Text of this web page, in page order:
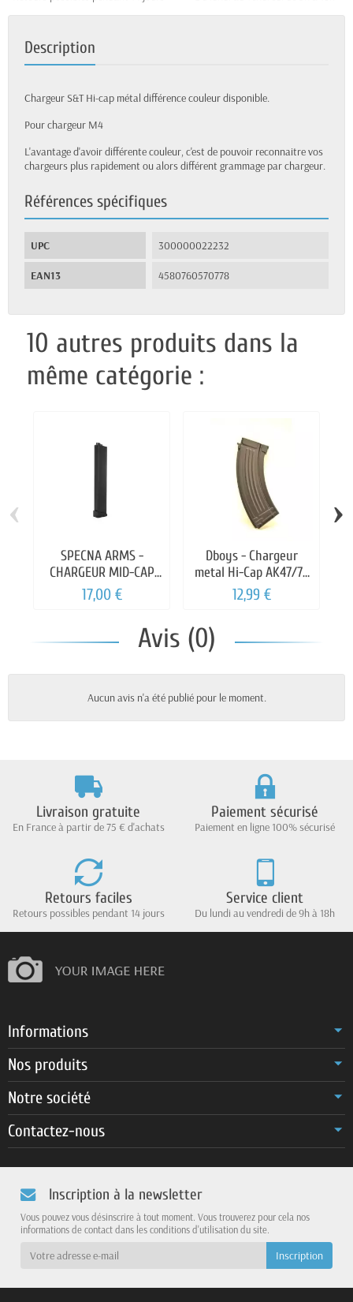
Description
Chargeur S&T Hi-cap métal différence couleur disponible.
Pour chargeur M4
L'avantage d'avoir différente couleur, c'est de pouvoir reconnaitre vos
chargeurs plus rapidement ou alors différent grammage par chargeur.
Références spécifiques
UPC 300000022232
EAN13 4580760570778
10 autres produits dans la
même catégorie :
SPECNA ARMS -
CHARGEUR MID-CAP
9MM
17,00 €
Dboys - Chargeur
metal Hi-Cap AK47/74
600 billes
12,99 €
‹ ›
Avis (0)
Aucun avis n'a été publié pour le moment.
Livraison gratuite
En France à partir de 75 € d'achats
Paiement sécurisé
Paiement en ligne 100% sécurisé
Retours faciles
Retours possibles pendant 14 jours
Service client
Du lundi au vendredi de 9h à 18h
Informations
Nos produits
Notre société
Contactez-nous
Inscription à la newsletter
Vous pouvez vous désinscrire à tout moment. Vous trouverez pour cela nos
informations de contact dans les conditions d'utilisation du site.